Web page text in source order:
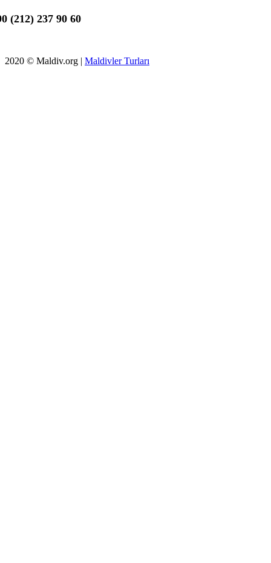
(212) 237 90 60
2020 © Maldiv.org | Maldivler Turları